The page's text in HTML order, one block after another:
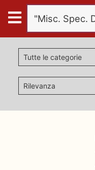
Digital
Humanities
Donazioni
Pubblicazioni